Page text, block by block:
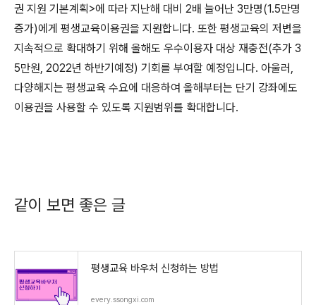
권 지원 기본계획>에 따라 지난해 대비 2배 늘어난 3만명(1.5만명
증가)에게 평생교육이용권을 지원합니다. 또한 평생교육의 저변을
지속적으로 확대하기 위해 올해도 우수이용자 대상 재충전(추가 3
5만원, 2022년 하반기예정) 기회를 부여할 예정입니다. 아울러,
다양해지는 평생교육 수요에 대응하여 올해부터는 단기 강좌에도
이용권을 사용할 수 있도록 지원범위를 확대합니다.
같이 보면 좋은 글
평생교육 바우처 신청하는 방법
every.ssongxi.com